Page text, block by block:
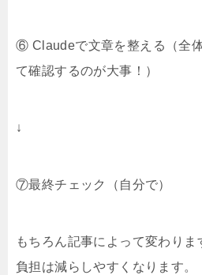
⑥ Claudeで文章を整える（全
て確認するのが大事！）
↓
⑦最終チェック（自分で）
もちろん記事によって変わりま
負担は減らしやすくなります。